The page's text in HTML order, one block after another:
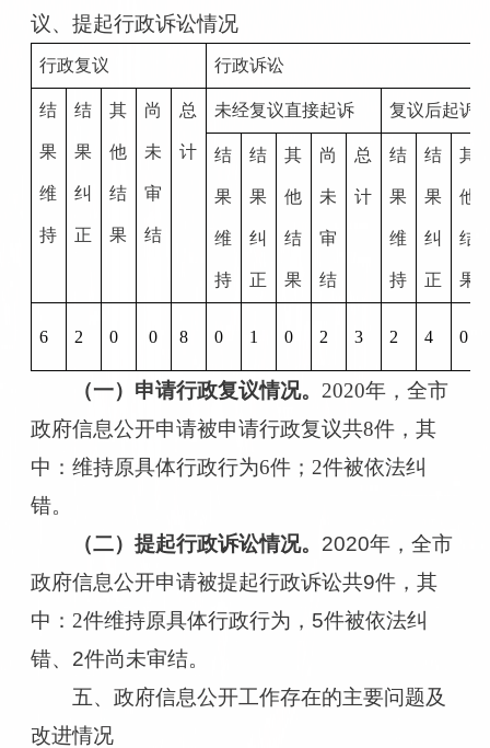
议、提起行政诉讼情况
行政复议 行政诉讼
结
果
维
持
结
果
纠
正
其
他
结
果
尚
未
审
结
总
计
未经复议直接起诉 复议后起诉
结
果
维
持
结
果
纠
正
其
他
结
果
尚
未
审
结
总
计
结
果
维
持
结
果
纠
正
其
他
结
果
6 2 0 0 8 0 1 0 2 3 2 4 0
（一） 申请行政复议情况。 2020年 ，全市
政府信息公开申请被申请行政复议共8件，其
中 ： 维持原具体行政行为6件； 2件被依法纠
错。
（二）提起行政诉讼情况。 2020年 ，全市
政府信息公开申请被提起行政诉讼共9件，其
中 ： 2件维持原具体行政行为 ， 5件被依法纠
错、 2件尚未审结。
五、政府信息公开工作存在的主要问题及
改进情况